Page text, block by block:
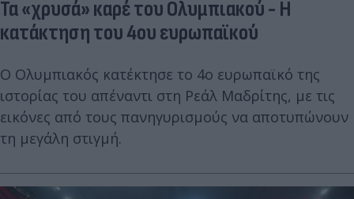
Τα «χρυσά» καρέ του Ολυμπιακού - Η
κατάκτηση του 4ου ευρωπαϊκού
Ο Ολυμπιακός κατέκτησε το 4ο ευρωπαϊκό της
ιστορίας του απέναντι στη Ρεάλ Μαδρίτης, με τις
εικόνες από τους πανηγυρισμούς να αποτυπώνουν
τη μεγάλη στιγμή.